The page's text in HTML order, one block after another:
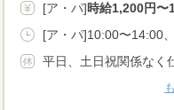
[ア・パ]時給1,200円〜
[ア・パ]10:00〜14:00